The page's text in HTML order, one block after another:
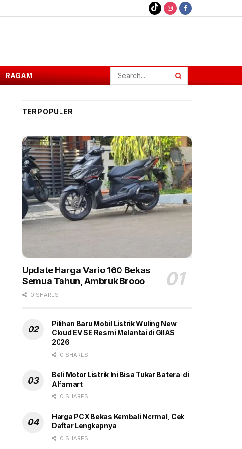
RAGAM
TERPOPULER
Update Harga Vario 160 Bekas
Semua Tahun, Ambruk Brooo
0 SHARES
Pilihan Baru Mobil Listrik Wuling New
Cloud EV SE Resmi Melantai di GIIAS
2026
0 SHARES
Beli Motor Listrik Ini Bisa Tukar Baterai di
Alfamart
0 SHARES
Harga PCX Bekas Kembali Normal, Cek
Daftar Lengkapnya
0 SHARES